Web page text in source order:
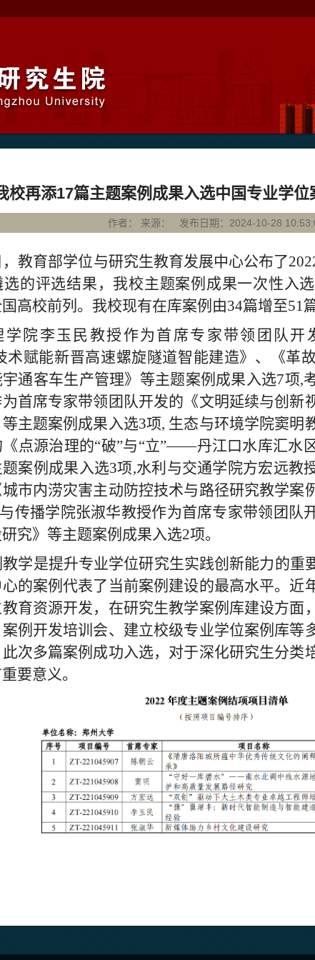
校再添17篇主题案例成果入选中国专业学
作者： 来源： 发布日期：2024-10-28
教育部学位与研究生教育发展中心公布了202
选的评选结果，我校主题案例成果一次性入
高校前列。我校现有在库案例由34篇增至51
学院李玉民教授作为首席专家带领团队开
术赋能新晋高速螺旋隧道智能建造》 、 《革
通客车生产管理》等主题案例成果入选7项,
首席专家带领团队开发的 《文明延续与创新
主题案例成果入选3项, 生态与环境学院窦明
《点源治理的“破”与“立”——丹江口水库汇水
案例成果入选3项,水利与交通学院方宏远教
城市内涝灾害主动防控技术与路径研究教学案
传播学院张淑华教授作为首席专家带领团队
究》等主题案例成果入选2项。
教学是提升专业学位研究生实践创新能力的重
的案例代表了当前案例建设的最高水平。近
育资源开发，在研究生教学案例 库建设方面 ，
例开发培训会、建立校级专业学位案例库等
此次多篇案例成功入选， 对于深化研究生分类
要意义。